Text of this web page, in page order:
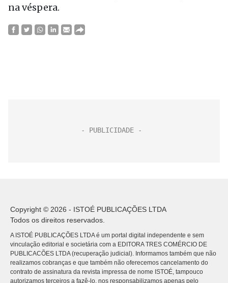
na véspera.
Copyright © 2026 - ISTOÉ PUBLICAÇÕES LTDA
Todos os direitos reservados.
A ISTOÉ PUBLICAÇÕES LTDA é um portal digital independente e sem
vinculação editorial e societária com a EDITORA TRES COMÉRCIO DE
PUBLICACÕES LTDA (recuperação judicial). Informamos também que não
realizamos cobranças e que também não oferecemos cancelamento do
contrato de assinatura da revista impressa de nome ISTOÉ, tampouco
autorizamos terceiros a fazê-lo, nos responsabilizamos apenas pelo